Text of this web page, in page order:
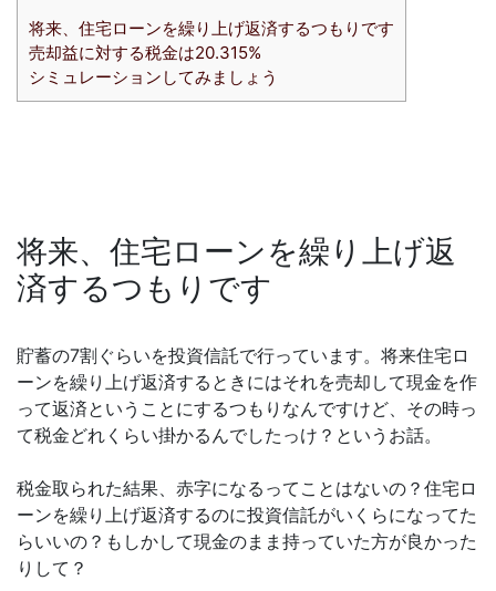
将来、住宅ローンを繰り上げ返済するつもりです
売却益に対する税金は20.315%
シミュレーションしてみましょう
将来、住宅ローンを繰り上げ返
済するつもりです
貯蓄の7割ぐらいを投資信託で行っています。将来住宅ロ
ーンを繰り上げ返済するときにはそれを売却して現金を作
って返済ということにするつもりなんですけど、その時っ
て税金どれくらい掛かるんでしたっけ？というお話。
税金取られた結果、赤字になるってことはないの？住宅ロ
ーンを繰り上げ返済するのに投資信託がいくらになってた
らいいの？もしかして現金のまま持っていた方が良かった
りして？